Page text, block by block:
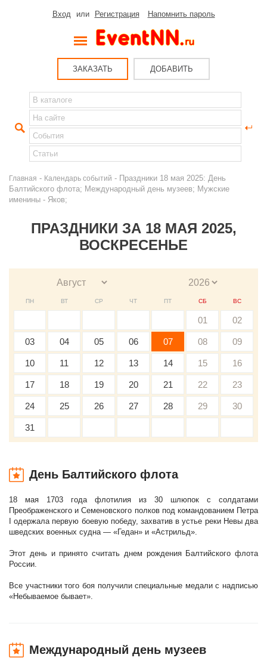
Вход или Регистрация Напомнить пароль
ЗАКАЗАТЬ ДОБАВИТЬ
Главная - Календарь событий - Праздники 18 мая 2025: День
Балтийского флота; Международный день музеев; Мужские
именины - Яков;
ПРАЗДНИКИ ЗА 18 МАЯ 2025,
ВОСКРЕСЕНЬЕ
ПН ВТ СР ЧТ ПТ СБ ВС
01 02
03 04 05 06 07 08 09
10 11 12 13 14 15 16
17 18 19 20 21 22 23
24 25 26 27 28 29 30
31
День Балтийского флота
18 мая 1703 года флотилия из 30 шлюпок с солдатами
Преображенского и Семеновского полков под командованием Петра
I одержала первую боевую победу, захватив в устье реки Невы два
шведских военных судна — «Гедан» и «Астрильд».
Этот день и принято считать днем рождения Балтийского флота
России.
Все участники того боя получили специальные медали с надписью
«Небываемое бывает».
Международный день музеев